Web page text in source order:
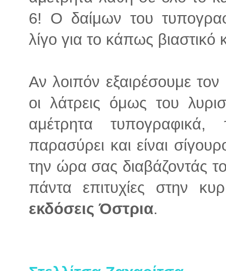
6! Ο δαίμων του
λίγο για το κάπως βιαστικό
Αν λοιπόν εξαιρέσουμε
οι λάτρεις όμως του
αμέτρητα
παρασύρει και είναι
την ώρα σας διαβάζοντάς
πάντα επιτυχίες στην
εκδόσεις Όστρια.